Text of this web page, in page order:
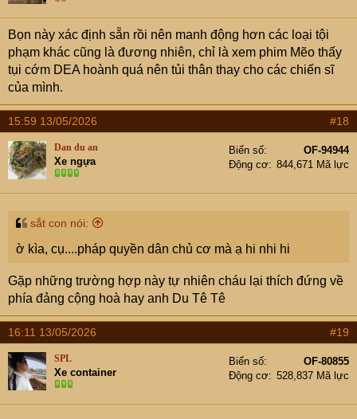
n
s
:
Bọn này xác định sẵn rồi nên manh động hơn các loại tội
phạm khác cũng là đương nhiên, chỉ là xem phim Mẽo thấy
tụi cớm DEA hoành quá nên tủi thân thay cho các chiến sĩ
của mình.
15:59 13/05/2026 #18
Dan du an
Xe ngựa
Biển số
OF-94944
Động cơ
844,671 Mã lực
sắt con nói:
ờ kìa, cụ....pháp quyền dân chủ cơ mà ạ hi nhi hi
Gặp những trường hợp này tự nhiên cháu lại thích đứng về
phía đảng cộng hoà hay anh Du Tê Tê
16:11 13/05/2026 #19
SPL
Xe container
Biển số
OF-80855
Động cơ
528,837 Mã lực